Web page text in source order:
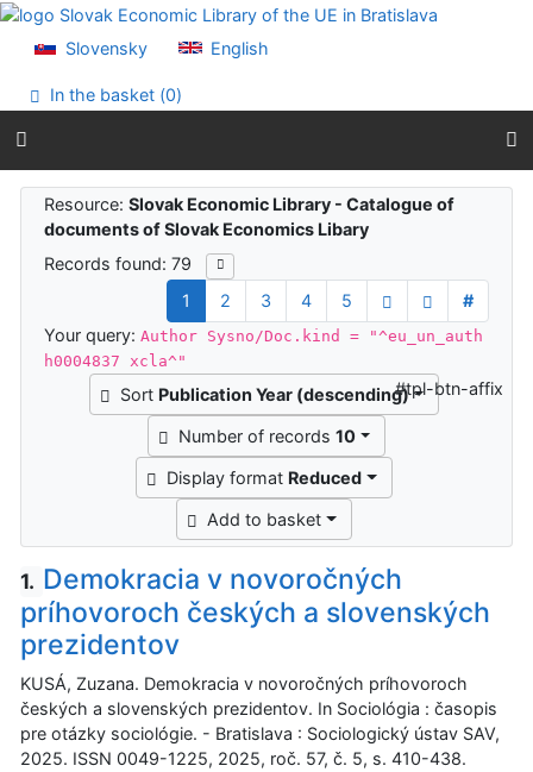
Go to content
Accessibility declaration
Slovensky English
In the basket (0)
Search results
Resource:Slovak Economic Library - Catalogue of
documents of Slovak Economics Libary
Records found: 79
1
2 3 4 5
#
Your query:Author Sysno/Doc.kind = "^eu_un_auth
h0004837 xcla^"
Sort Publication Year (descending)
Number of records 10
Display format Reduced
Add to basket
#tpl-btn-affix
1. Demokracia v novoročných
príhovoroch českých a slovenských
prezidentov
KUSÁ, Zuzana. Demokracia v novoročných príhovoroch
českých a slovenských prezidentov. In Sociológia : časopis
pre otázky sociológie. - Bratislava : Sociologický ústav SAV,
2025. ISSN 0049-1225, 2025, roč. 57, č. 5, s. 410-438.